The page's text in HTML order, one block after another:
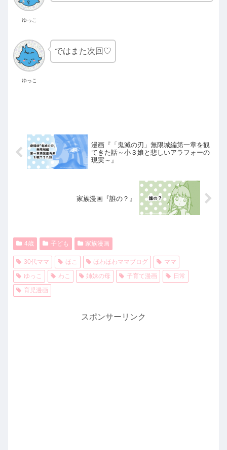
ゆっこ
ゆっこ
ではまた次回♡
漫画『「鬼滅の刃」無限城編第一章を観
てきた話～小３娘と悲しいアラフォーの
現実～』
家族漫画『誰の？』
4歳 子ども 家族漫画
30代ママ ほこ ほわほわママブログ
ママ
ゆっこ
わこ 姉妹の母 子育て漫画
日常
育児漫画
スポンサーリンク